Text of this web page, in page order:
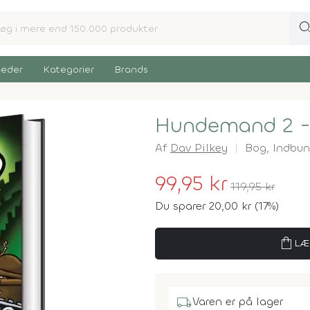
Kategorier Brands
Hundemand 2
Af Dav Pilkey Bog,
99,95 kr 119,95 kr
Du sparer 20,00 kr (17%)
shopping_bag
local_shippingVaren er på lager